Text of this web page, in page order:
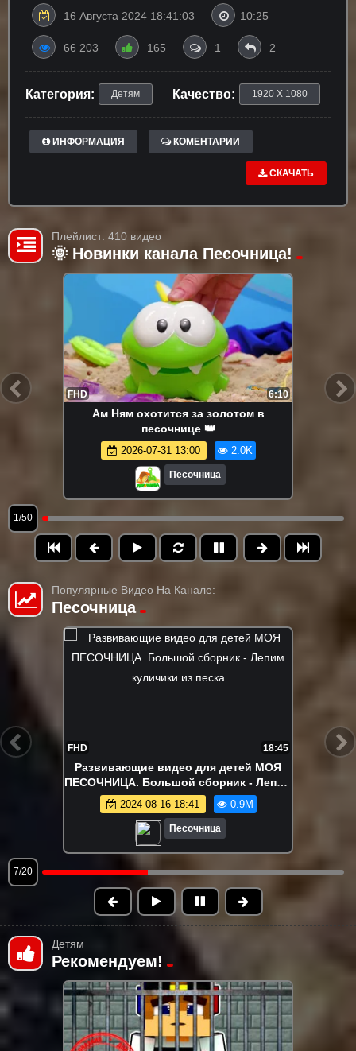
16 Августа 2024 18:41:03 10:25
66 203 165 1 2
Категория: Детям Качество: 1920 X 1080
ИНФОРМАЦИЯ КОМЕНТАРИИ
СКАЧАТЬ
Плейлист: 410 видео
🌞 Новинки канала Песочница!
FHD 6:10
Ам Ням охотится за золотом в
песочнице 👑
2026-07-31 13:00 2.0K
Песочница
1/50
Популярные Видео На Канале:
Песочница
FHD 21:55
Ам Ням играет в съедобное-
несъедобное! 😋 Игры и развивающее
видео про игрушки Om Nom
2024-08-13 15:03 815.3K
Песочница
9/20
Детям
Рекомендуем!